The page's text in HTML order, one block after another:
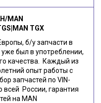
MAN
TGX
б/у запчасти в
был в употреблении,
качества. Каждый из
опыт работы с
запчастей по VIN-
всей России, гарантия
на MAN